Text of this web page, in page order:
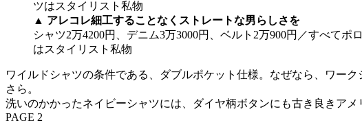
▲ アレコレ細工することなくストレートな男らしさを
シャツ2万4200円、デニム3万3000円、ベルト2万900円／すべて
はスタイリスト私物
ワイルドシャツの条件である、ダブルポケット仕様。なぜなら、ワー
さら。
洗いのかかったネイビーシャツには、ダイヤ柄ボタンにも古き良きア
PAGE 2